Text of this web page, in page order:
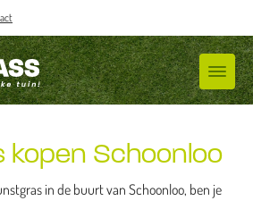
kopen Schoonloo
in de buurt van Schoonloo, ben je